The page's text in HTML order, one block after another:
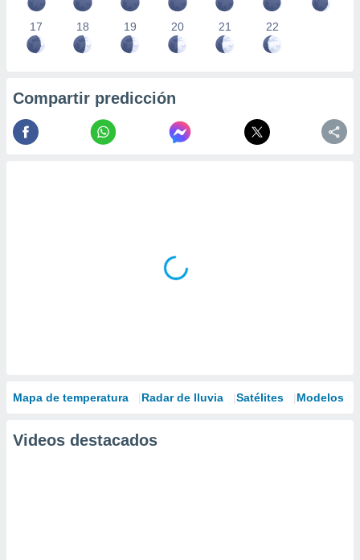
17 18 19 20 21 22
Compartir predicción
Mapa de temperatura Radar de lluvia Satélites Modelos
Videos destacados